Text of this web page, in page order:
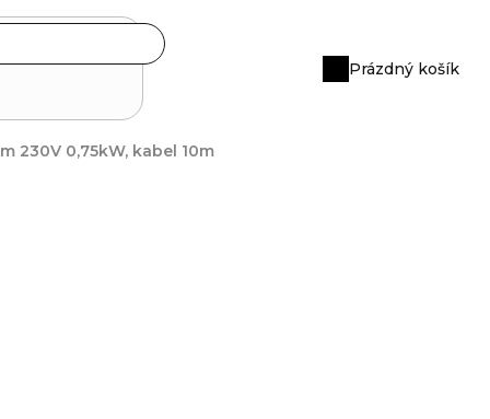
Nákupní
Prázdný košík
230V 0,75kW, kabel 10m